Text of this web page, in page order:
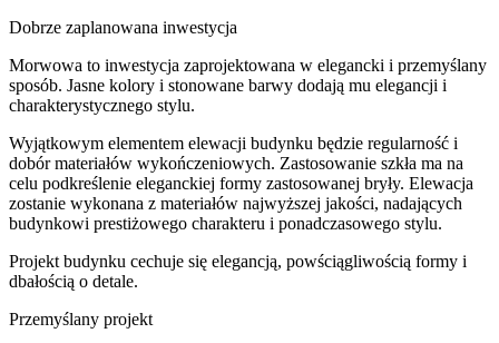
Dobrze zaplanowana inwestycja
Morwowa to inwestycja zaprojektowana w elegancki i przemyślany
sposób. Jasne kolory i stonowane barwy dodają mu elegancji i
charakterystycznego stylu.
Wyjątkowym elementem elewacji budynku będzie regularność i
dobór materiałów wykończeniowych. Zastosowanie szkła ma na
celu podkreślenie eleganckiej formy zastosowanej bryły. Elewacja
zostanie wykonana z materiałów najwyższej jakości, nadających
budynkowi prestiżowego charakteru i ponadczasowego stylu.
Projekt budynku cechuje się elegancją, powściągliwością formy i
dbałością o detale.
Przemyślany projekt